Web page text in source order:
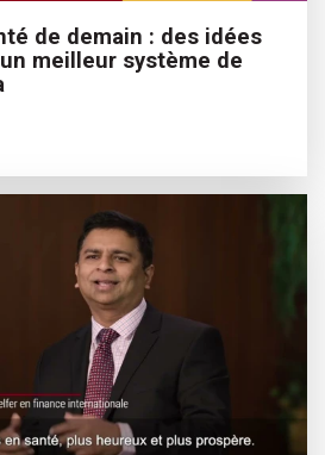
de demain : des idées
meilleur système de